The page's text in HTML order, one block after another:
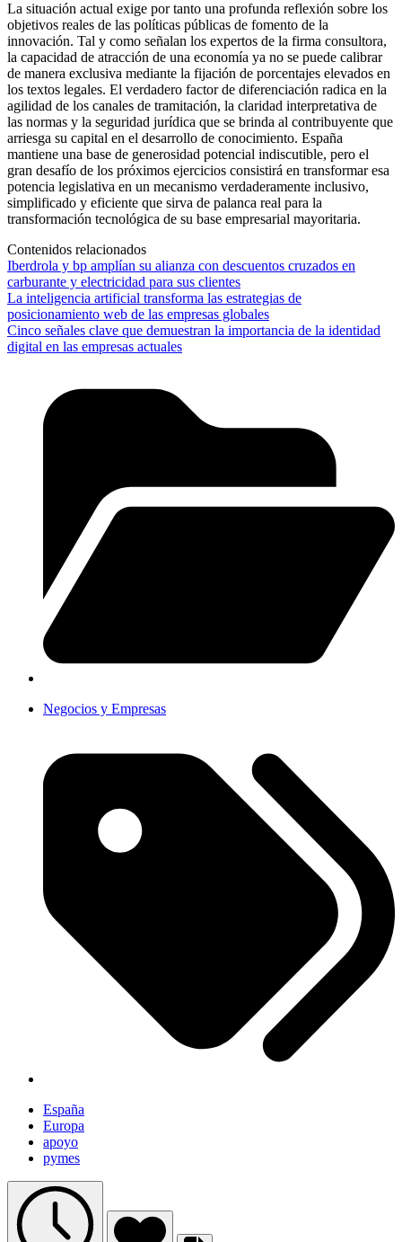
La situación actual exige por tanto una profunda reflexión sobre los
objetivos reales de las políticas públicas de fomento de la
innovación. Tal y como señalan los expertos de la firma consultora,
la capacidad de atracción de una economía ya no se puede calibrar
de manera exclusiva mediante la fijación de porcentajes elevados en
los textos legales. El verdadero factor de diferenciación radica en la
agilidad de los canales de tramitación, la claridad interpretativa de
las normas y la seguridad jurídica que se brinda al contribuyente que
arriesga su capital en el desarrollo de conocimiento. España
mantiene una base de generosidad potencial indiscutible, pero el
gran desafío de los próximos ejercicios consistirá en transformar esa
potencia legislativa en un mecanismo verdaderamente inclusivo,
simplificado y eficiente que sirva de palanca real para la
transformación tecnológica de su base empresarial mayoritaria.
Contenidos relacionados
Iberdrola y bp amplían su alianza con descuentos cruzados en
carburante y electricidad para sus clientes
La inteligencia artificial transforma las estrategias de
posicionamiento web de las empresas globales
Cinco señales clave que demuestran la importancia de la identidad
digital en las empresas actuales
Negocios y Empresas
España
Europa
apoyo
pymes